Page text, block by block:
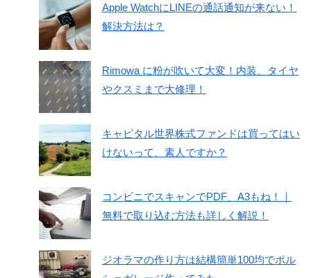
Apple WatchにLINEの通話通知が来ない！
解決方法は？
Rimowa に粉が吹いて大変！内装、タイヤ
やクスミまで大修理！
キャピタル世界株式ファンドは買ってはい
けないって、素人ですか？
コンビニでスキャンでPDF、A3もね！｜
無料で取り込む方法も詳しく解説！
ジオラマの作り方は結構簡単100均でポル